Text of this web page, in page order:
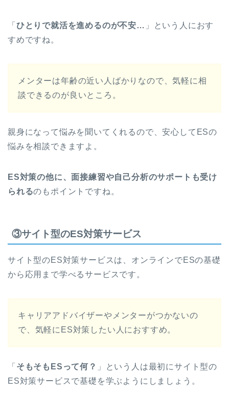
「 ひとりで就活を進めるのが不安… 」という人におす
すめですね。
メンターは年齢の近い人ばかりなので、気軽に相
談できるのが良いところ。
親身になって悩みを聞いてくれるので、安心してESの
悩みを相談できますよ。
ES対策の他に、面接練習や自己分析のサポートも受け
られるのもポイントですね。
③サイト型のES対策サービス
サイト型のES対策サービスは、オンラインでESの基礎
から応用まで学べるサービスです。
キャリアアドバイザーやメンターがつかないの
で、気軽にES対策したい人におすすめ。
「 そもそもESって何？ 」という人は最初にサイト型の
ES対策サービスで基礎を学ぶようにしましょう。